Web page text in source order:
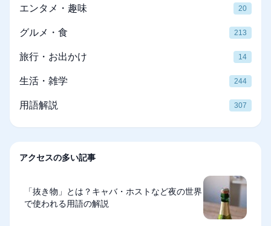
エンタメ・趣味 20
グルメ・食 213
旅行・お出かけ 14
生活・雑学 244
用語解説 307
アクセスの多い記事
「抜き物」とは？キャバ・ホストなど夜の世界
で使われる用語の解説